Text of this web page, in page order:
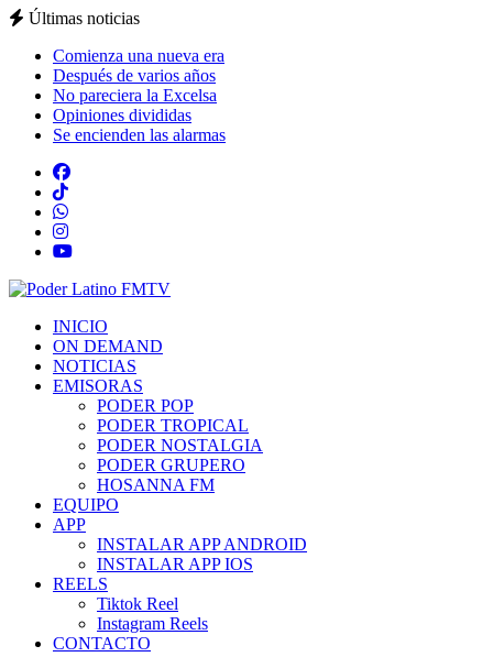
Últimas noticias
Comienza una nueva era
Después de varios años
No pareciera la Excelsa
Opiniones divididas
Se encienden las alarmas
INICIO
ON DEMAND
NOTICIAS
EMISORAS
PODER POP
PODER TROPICAL
PODER NOSTALGIA
PODER GRUPERO
HOSANNA FM
EQUIPO
APP
INSTALAR APP ANDROID
INSTALAR APP IOS
REELS
Tiktok Reel
Instagram Reels
CONTACTO